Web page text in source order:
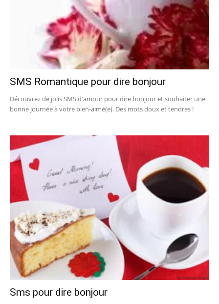
SMS Romantique pour dire bonjour
Découvrez de jolis SMS d'amour pour dire bonjour et souhaiter une
bonne journée à votre bien-aimé(e). Des mots doux et tendres !
Sms pour dire bonjour